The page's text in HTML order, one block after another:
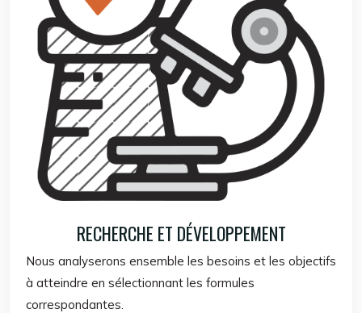
RECHERCHE ET DÉVELOPPEMENT
Nous analyserons ensemble les besoins et les objectifs
à atteindre en sélectionnant les formules
correspondantes.